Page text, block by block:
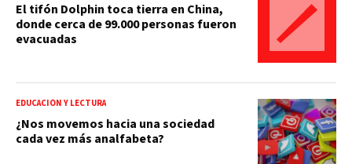
El tifón Dolphin toca tierra en China,
donde cerca de 99.000 personas fueron
evacuadas
EDUCACIÓN Y LECTURA
¿Nos movemos hacia una sociedad
cada vez más analfabeta?